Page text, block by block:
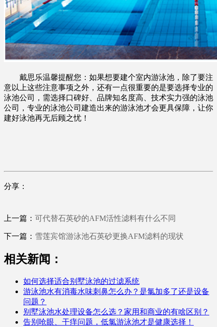
戴思乐温馨提醒您：如果想要建个室内游泳池，除了要注
意以上这些注意事项之外，还有一点很重要的是要选择专业的
泳池公司，需选择口碑好、品牌知名度高、技术实力强的泳池
公司，专业的泳池公司建造出来的游泳池才会更具保障，让你
建好泳池再无后顾之忧！
分享：
上一篇： 可代替石英砂的AFM活性滤料有什么不同
下一篇： 雪莲宾馆游泳池石英砂更换AFM滤料的现状
相关新闻：
如何选择适合别墅泳池的过滤系统
游泳池水有消毒水味刺鼻怎么办？是氯加多了还是设备
问题？
别墅泳池水处理设备怎么选？家用和商业的有啥区别？
告别呛眼、干痒问题，低氯游泳池才是健康选择！